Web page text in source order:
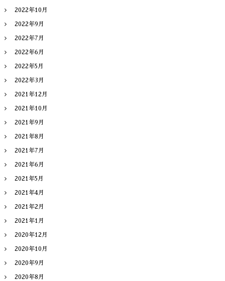
2022年10月
2022年9月
2022年7月
2022年6月
2022年5月
2022年3月
2021年12月
2021年10月
2021年9月
2021年8月
2021年7月
2021年6月
2021年5月
2021年4月
2021年2月
2021年1月
2020年12月
2020年10月
2020年9月
2020年8月